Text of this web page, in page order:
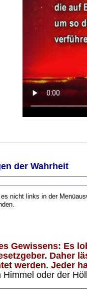
der Wahrheit
nicht links in der
.
Gewissens: Es
Daher
werden. Jeder
oder der